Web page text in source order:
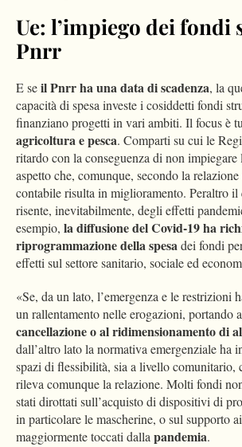
Ue: l’impiego dei
Pnrr
E seil Pnrr ha una data di scadenza, la
capacità di spesa investe i cosiddetti fondi
finanziano progetti in vari ambiti. Il focus è
agricoltura e pesca. Comparti su cui le
ritardo con la conseguenza di non
aspetto che, comunque, secondo la
contabile risulta in miglioramento. Peraltro il
risente, inevitabilmente, degli effetti
esempio, la diffusione del Covid-19 ha
riprogrammazione della spesadei fondi
effetti sul settore sanitario, sociale ed
«Se, da un lato, l’emergenza e le restrizioni
un rallentamento nelle erogazioni, portando
cancellazione o al ridimensionamento di
dall’altro lato la normativa emergenziale ha
spazi di flessibilità, sia a livello comunitario,
rileva comunque la relazione. Molti fondi
stati dirottati sull’acquisto di dispositivi di
in particolare le mascherine, o sul supporto
maggiormente toccati dallapandemia.